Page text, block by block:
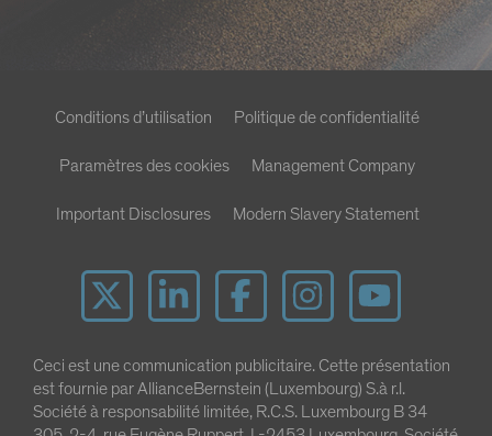
Conditions d’utilisation Politique de confidentialité
Paramètres des cookies Management Company
Important Disclosures Modern Slavery Statement
Ceci est une communication publicitaire. Cette présentation
est fournie par AllianceBernstein (Luxembourg) S.à r.l.
Société à responsabilité limitée, R.C.S. Luxembourg B 34